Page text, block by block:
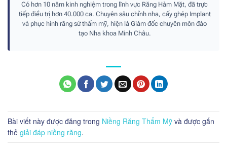
Có hơn 10 năm kinh nghiệm trong lĩnh vực Răng Hàm Mặt, đã trực
tiếp điều trị hơn 40.000 ca. Chuyên sâu chỉnh nha, cấy ghép Implant
và phục hình răng sứ thẩm mỹ, hiện là Giám đốc chuyên môn đào
tạo Nha khoa Minh Châu.
Bài viết này được đăng trong Niềng Răng Thẩm Mỹ và được gắn
thẻ giải đáp niềng răng.